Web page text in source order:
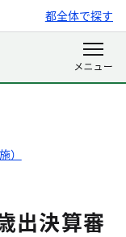
都全体で探す
）
出決算審